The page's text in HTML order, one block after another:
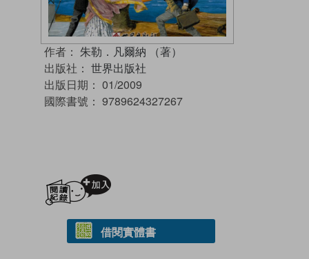
作者： 朱勒．凡爾納 （著）
出版社： 世界出版社
出版日期： 01/2009
國際書號： 9789624327267
借閱實體書